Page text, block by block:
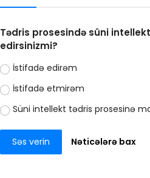
Tədris prosesində süni
edirsinizmi?
İstifadə edirəm
İstifadə etmirəm
Süni intellekt tədris prosesinə
Səs verin Nəticələrə bax